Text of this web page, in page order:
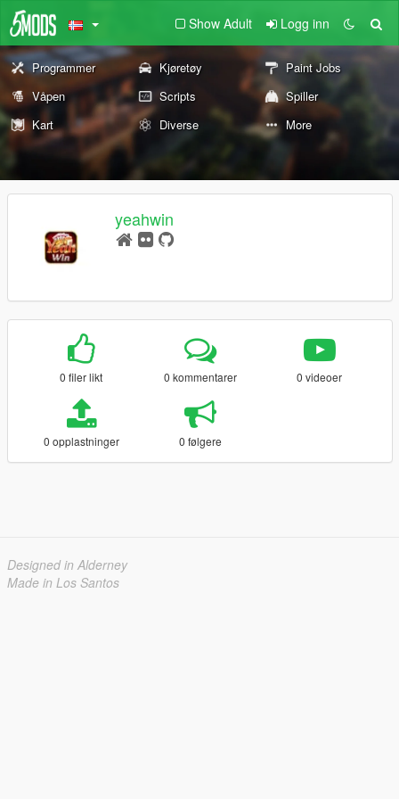
Show Adult Logg inn
Programmer Kjøretøy
Paint Jobs
Våpen
Scripts
Spiller
Kart
Diverse More
yeahwin
0 filer likt 0 kommentarer 0 videoer
0 opplastninger 0 følgere
Designed in Alderney
Made in Los Santos